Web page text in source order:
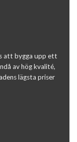
att bygga upp ett
av hög kvalité,
lägsta priser